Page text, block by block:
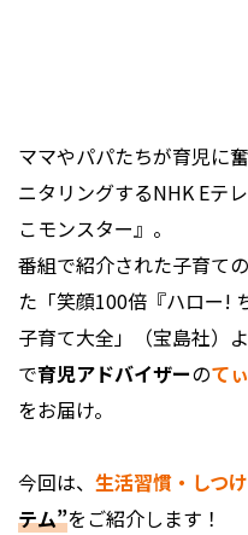
ママやパパたちが育児に
ニタリングするNHK Eテ
こモンスター』。
番組で紹介された子育て
た「笑顔100倍『ハロー!
子育て大全」（宝島社）
で育児アドバイザーのて
をお届け。
今回は、 生活習慣・しつ
テム”をご紹介します！